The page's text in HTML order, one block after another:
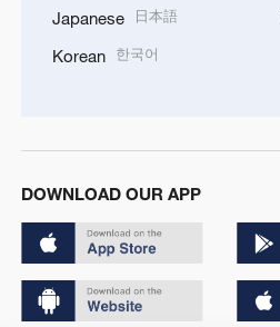
Japanese 日本語
Korean 한국어
DOWNLOAD OUR APP